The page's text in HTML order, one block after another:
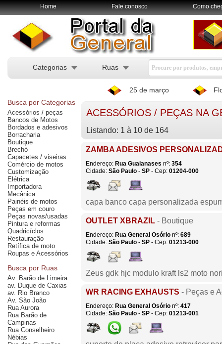
Home Fale conosco Como
Categorias Ruas
25 de março
Busca por Categorias
Acessórios / peças
Bancos de Motos
Bordados e adesivos
Borracharia
Boutique
Brechó
Capacetes / viseiras
Comércio de motos
Customização
Elétrica
Importadora
Mecânica
Painéis de motos
Peças em couro
Peças novas/usadas
Pintura e reformas
Quadricíclos
Restauração
Retífica de moto
Roupas e Acessórios
Busca por Ruas
Av. Barão de Limeira
av. Duque de Caxias
av. Rio Branco
Av. São João
Rua Aurora
Rua Barão de
Campinas
Rua Conselheiro
Nébias
ACESSÓRIOS / PEÇAS NA
Listando: 1 à 10 de 164
ZAMBA ADESIVOS
Endereço: Rua Guaianases nº: 354
Cidade: São Paulo - SP - Cep: 01204-000
capa banco capa personalizada
OUTLET XBRAZIL - Boutique
Endereço: Rua General Osório nº: 689
Cidade: São Paulo - SP - Cep: 01213-000
Zeus gdk hjc modulo kraft ls2 moto
WR RACING EXHAUSTS - Peças e
Endereço: Rua General Osório nº: 417
Cidade: São Paulo - SP - Cep: 01213-001